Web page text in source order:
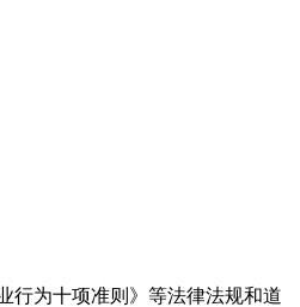
行为十项准则》等法律法规和道